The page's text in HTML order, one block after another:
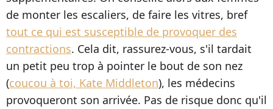
de monter les escaliers, de faire les vitres, bref
tout ce qui est susceptible de provoquer des
contractions. Cela dit, rassurez-vous, s'il tardait
un petit peu trop à pointer le bout de son nez
(coucou à toi, Kate Middleton), les médecins
provoqueront son arrivée. Pas de risque donc qu'il